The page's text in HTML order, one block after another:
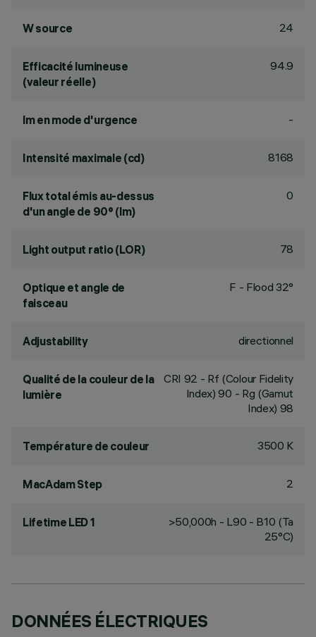
W source 24
Efficacité lumineuse
(valeur réelle)
94.9
lm en mode d'urgence -
Intensité maximale (cd) 8168
Flux total émis au-dessus
d'un angle de 90° (lm)
0
Light output ratio (LOR) 78
Optique et angle de
faisceau
F - Flood 32°
Adjustability directionnel
Qualité de la couleur de la
lumière
CRI 92 - Rf (Colour Fidelity
Index) 90 - Rg (Gamut
Index) 98
Température de couleur 3500 K
MacAdam Step 2
Lifetime LED 1
>50,000h - L90 - B10 (Ta
25°C)
DONNÉES ÉLECTRIQUES